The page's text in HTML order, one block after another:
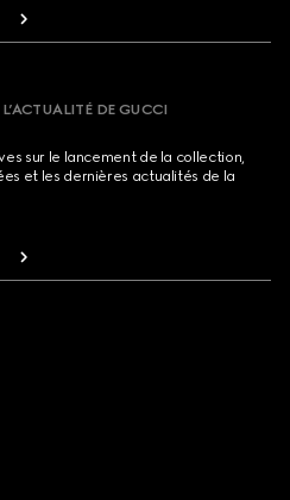
DE GUCCI
sur le lancement de la collection,
et les dernières actualités de la